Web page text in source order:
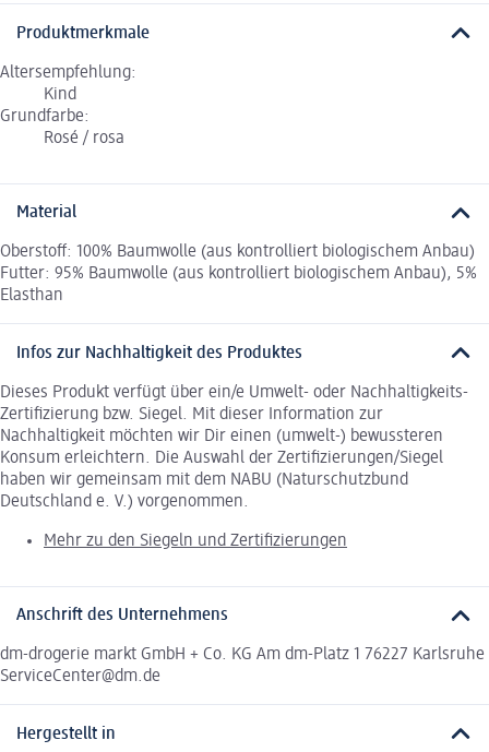
Produktmerkmale
Altersempfehlung:
Kind
Grundfarbe:
Rosé / rosa
Material
Oberstoff: 100% Baumwolle (aus kontrolliert biologischem Anbau)
Futter: 95% Baumwolle (aus kontrolliert biologischem Anbau), 5%
Elasthan
Infos zur Nachhaltigkeit des Produktes
Dieses Produkt verfügt über ein/e Umwelt- oder Nachhaltigkeits-
Zertifizierung bzw. Siegel. Mit dieser Information zur
Nachhaltigkeit möchten wir Dir einen (umwelt-) bewussteren
Konsum erleichtern. Die Auswahl der Zertifizierungen/Siegel
haben wir gemeinsam mit dem NABU (Naturschutzbund
Deutschland e. V.) vorgenommen.
Mehr zu den Siegeln und Zertifizierungen
Anschrift des Unternehmens
dm-drogerie markt GmbH + Co. KG Am dm-Platz 1 76227 Karlsruhe
ServiceCenter@dm.de
Hergestellt in